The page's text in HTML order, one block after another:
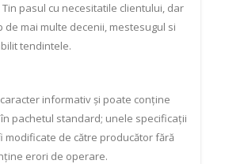
pasul cu necesitatile clientului, dar
de mai multe decenii, mestesugul si
tendintele.
informativ și poate conține
pachetul standard; unele specificații
modificate de către producător fără
erori de operare.